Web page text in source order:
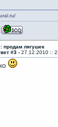
продам лягушек
#3 - 27.12.2010 ::